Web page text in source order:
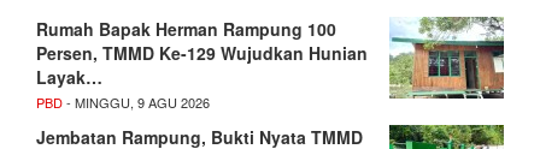
Rumah Bapak Herman Rampung 100
Persen, TMMD Ke-129 Wujudkan Hunian
Layak…
PBD- MINGGU, 9 AGU 2026
Jembatan Rampung, Bukti Nyata TMMD